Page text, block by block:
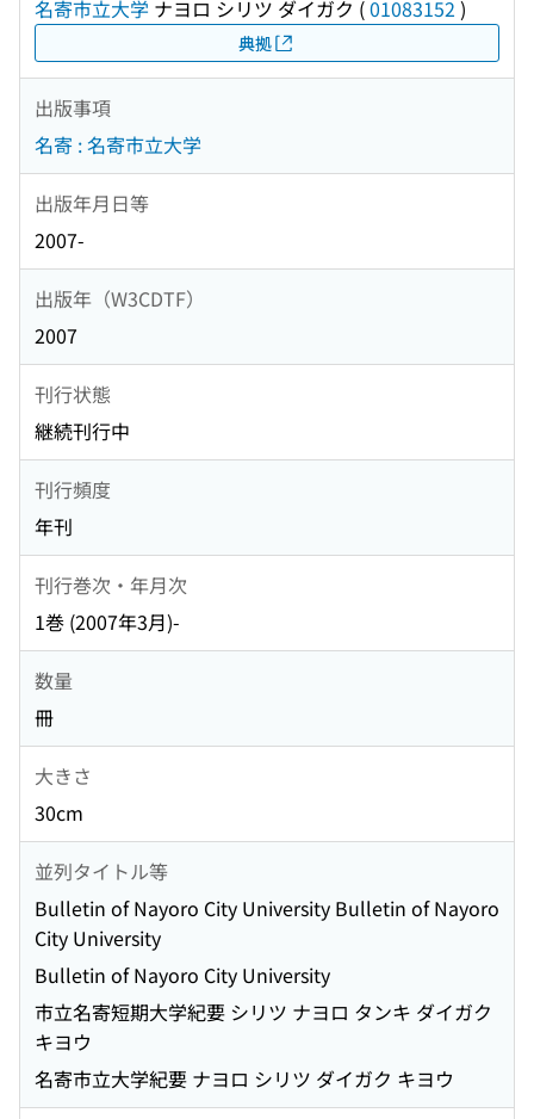
名寄市立大学 ナヨロ シリツ ダイガク (01083152 )
典拠
出版事項
名寄 : 名寄市立大学
出版年月日等
2007-
出版年（W3CDTF）
2007
刊行状態
継続刊行中
刊行頻度
年刊
刊行巻次・年月次
1巻 (2007年3月)-
数量
冊
大きさ
30cm
並列タイトル等
Bulletin of Nayoro City University Bulletin of Nayoro
City University
Bulletin of Nayoro City University
市立名寄短期大学紀要 シリツ ナヨロ タンキ ダイガク
キヨウ
名寄市立大学紀要 ナヨロ シリツ ダイガク キヨウ